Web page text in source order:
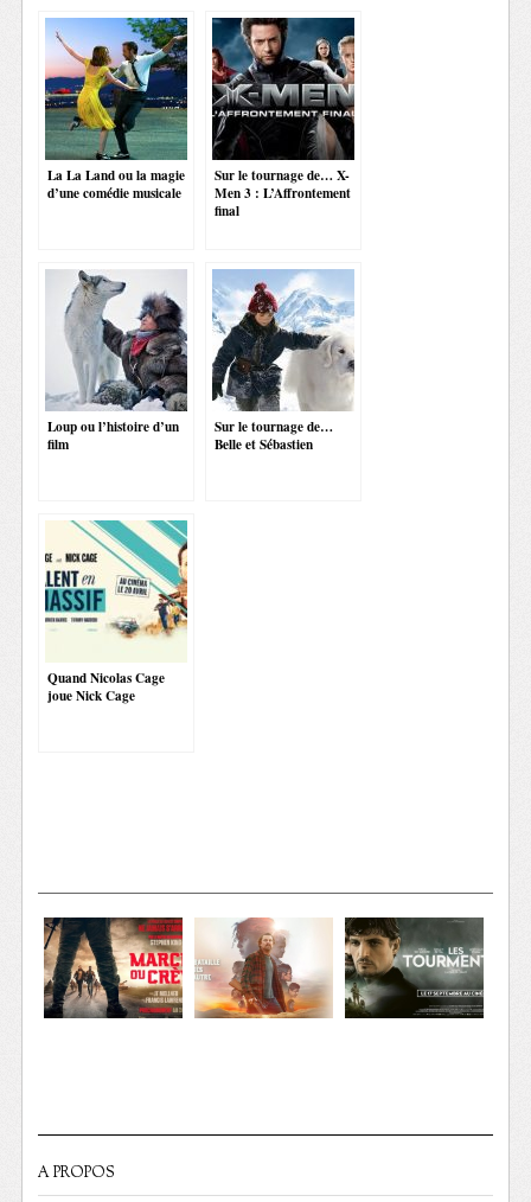
La La Land ou la magie
d’une comédie musicale
Sur le tournage de… X-
Men 3 : L’Affrontement
final
Loup ou l’histoire d’un
film
Sur le tournage de…
Belle et Sébastien
Quand Nicolas Cage
joue Nick Cage
A PROPOS